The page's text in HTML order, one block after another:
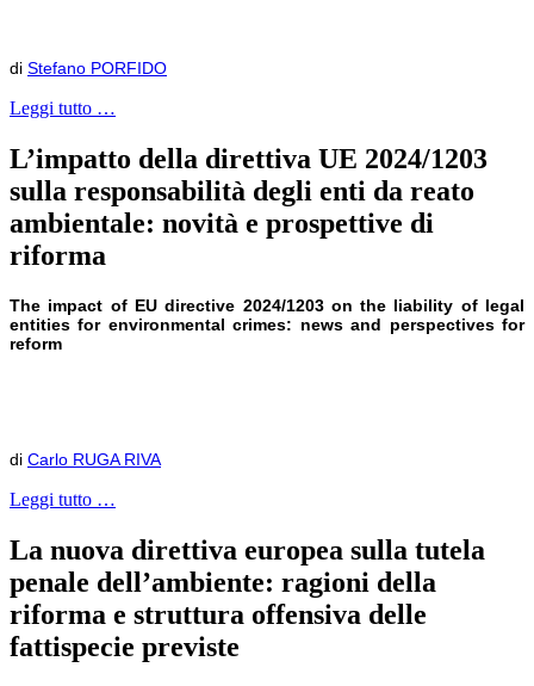
di Stefano PORFIDO
Leggi tutto …
L’impatto della direttiva UE 2024/1203
sulla responsabilità degli enti da reato
ambientale: novità e prospettive di
riforma
The impact of EUdirective 2024/1203 on the liability of legal
entities for environmental crimes: news and perspectives for
reform
di Carlo RUGA RIVA
Leggi tutto …
La nuova direttiva europea sulla tutela
penale dell’ambiente: ragioni della
riforma e struttura offensiva delle
fattispecie previste